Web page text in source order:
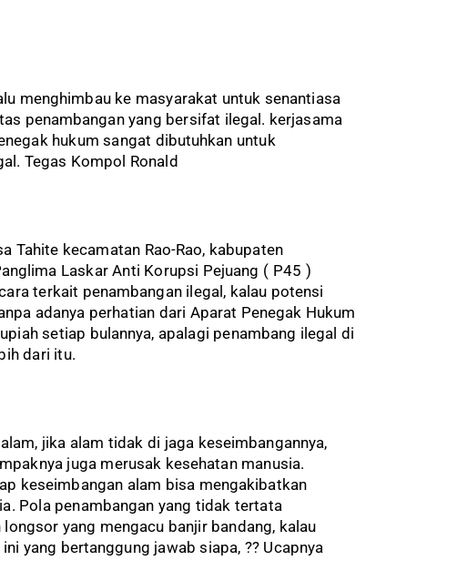
menghimbau ke masyarakat untuk senantiasa
penambangan yang bersifat ilegal. kerjasama
hukum sangat dibutuhkan untuk
Tegas Kompol Ronald
Tahite kecamatan Rao-Rao, kabupaten
Laskar Anti Korupsi Pejuang ( P45 )
terkait penambangan ilegal, kalau potensi
adanya perhatian dari Aparat Penegak Hukum
setiap bulannya, apalagi penambang ilegal di
dari itu.
jika alam tidak di jaga keseimbangannya,
juga merusak kesehatan manusia.
keseimbangan alam bisa mengakibatkan
Pola penambangan yang tidak tertata
yang mengacu banjir bandang, kalau
yang bertanggung jawab siapa, ?? Ucapnya